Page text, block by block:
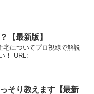
【最新版】
宅についてプロ視線で解説
！ URL:
そり教えます【最新